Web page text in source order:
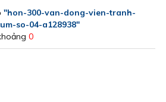
"hon-300-van-dong-vien-tranh-
so-04-a128938"
0